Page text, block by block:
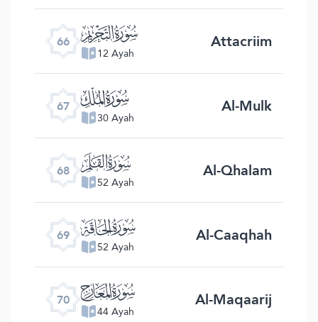
66 ﯯ
12 Ayah Attacriim
67 ﯰ
30 Ayah Al-Mulk
68 ﯱ
52 Ayah Al-Qhalam
69 ﯲ
52 Ayah Al-Caaqhah
70 ﯳ
44 Ayah Al-Maqaarij